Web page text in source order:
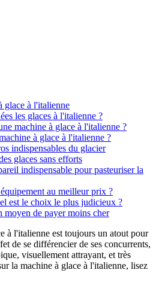
glace à l'italienne
les glaces à l'italienne ?
machine à glace à l'italienne ?
à glace à l'italienne ?
indispensables du glacier
glaces sans efforts
indispensable pour pasteuriser la
au meilleur prix ?
est le choix le plus judicieux ?
moyen de payer moins cher
à l'italienne est toujours un atout pour
de se différencier de ses concurrents,
visuellement attrayant, et très
la machine à glace à l'italienne, lisez